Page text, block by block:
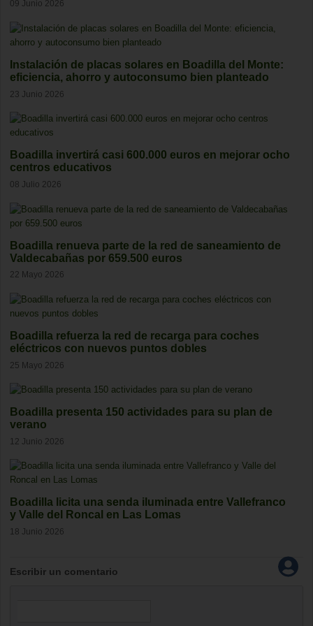
09 Junio 2026
Instalación de placas solares en Boadilla del Monte:
eficiencia, ahorro y autoconsumo bien planteado
23 Junio 2026
Boadilla invertirá casi 600.000 euros en mejorar ocho
centros educativos
08 Julio 2026
Boadilla renueva parte de la red de saneamiento de
Valdecabañas por 659.500 euros
22 Mayo 2026
Boadilla refuerza la red de recarga para coches
eléctricos con nuevos puntos dobles
25 Mayo 2026
Boadilla presenta 150 actividades para su plan de
verano
12 Junio 2026
Boadilla licita una senda iluminada entre Vallefranco
y Valle del Roncal en Las Lomas
18 Junio 2026
Escribir un comentario